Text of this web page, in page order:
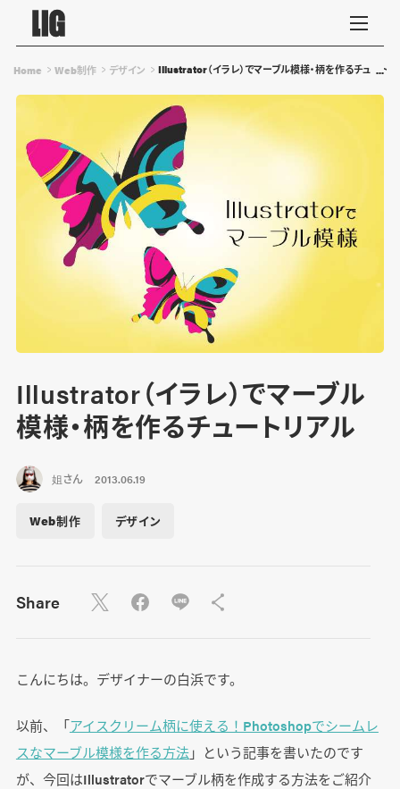
Home Web制作 デザイン Illustrator（イラレ）でマーブル模様・柄を作るチュートリ
Illustrator（イラレ）でマーブル
模様・柄を作るチュートリアル
姐さん 2013.06.19
Web制作 デザイン
Share
こんにちは。デザイナーの白浜です。
以前、「アイスクリーム柄に使える！Photoshopでシームレ
スなマーブル模様を作る方法」という記事を書いたのです
が、今回はIllustratorでマーブル柄を作成する方法をご紹介